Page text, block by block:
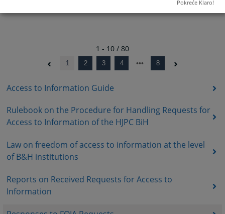
Access to Information Guide
Rulebook on the Procedure for Handling Requests for
Access to Information of the HJPC BiH
Law on freedom of access to information at the level
of B&H institutions
Reports on Received Requests for Access to
Information
1 - 10 / 80
1 2 3 4 8
Pokreće Klaro!